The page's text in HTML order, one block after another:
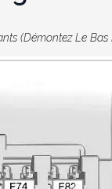
(démontez Le Bas